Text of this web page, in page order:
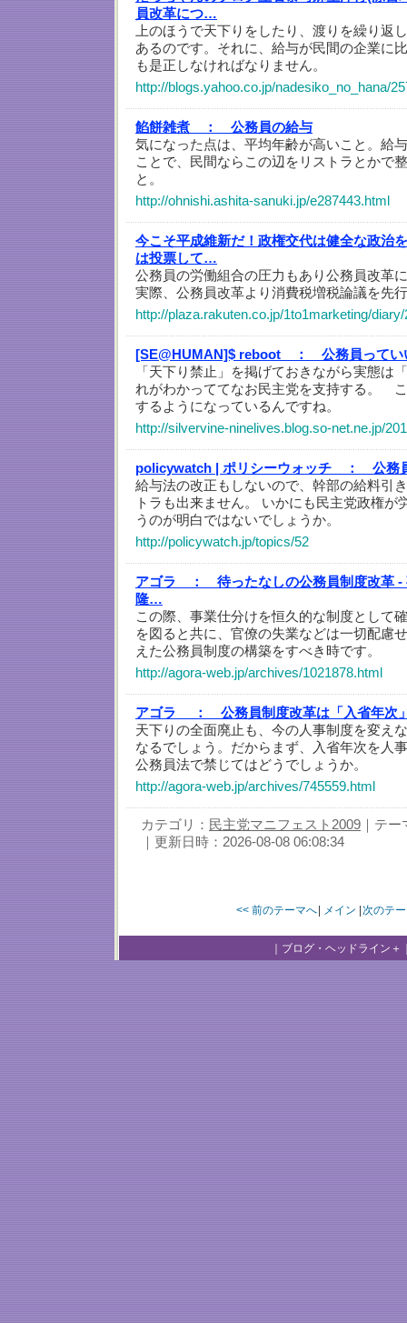
員改革につ…
上のほうで天下りをしたり、渡りを繰り返
あるのです。それに、給与が民間の企業に
も是正しなければなりません。
http://blogs.yahoo.co.jp/nadesiko_no_hana/
餡餅雑煮 ：
公務員の給与
気になった点は、平均年齢が高いこと。給
ことで、民間ならこの辺をリストラとか
と。
http://ohnishi.ashita-sanuki.jp/e287443.html
今こそ平成維新だ！政権交代は健全な政治
は投票して…
公務員の労働組合の圧力もあり公務員改革
実際、公務員改革より消費税増税論議を先
http://plaza.rakuten.co.jp/1to1marketing/
[SE@HUMAN]$ reboot ：
公務員って
「天下り禁止」を掲げておきながら実態は
れがわかっててなお民主党を支持する。
するようになっているんですね。
http://silvervine-ninelives.blog.so-net.ne.jp/
policywatch | ポリシーウォッチ ：
公務
給与法の改正もしないので、幹部の給料引
トラも出来ません。 いかにも民主党政権が
うのが明白ではないでしょうか。
http://policywatch.jp/topics/52
アゴラ ：
待ったなしの公務員制度改革
隆…
この際、事業仕分けを恒久的な制度として
を図ると共に、官僚の失業などは一切配慮
えた公務員制度の構築をすべき時です。
http://agora-web.jp/archives/1021878.html
アゴラ ：
公務員制度改革は「入省年次
天下りの全面廃止も、今の人事制度を変え
なるでしょう。だからまず、入省年次を人
公務員法で禁じてはどうでしょうか。
http://agora-web.jp/archives/745559.html
カテゴリ： 民主党マニフェスト2009 ｜テー
｜更新日時：2026-08-08 06:08:34
<< 前のテーマへ メイン 次のテ
ブログ・ヘッドライン＋